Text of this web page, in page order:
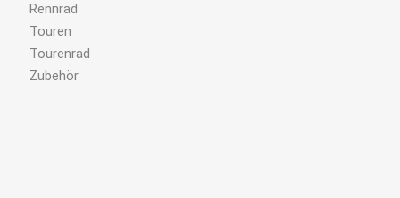
Rennrad
Touren
Tourenrad
Zubehör